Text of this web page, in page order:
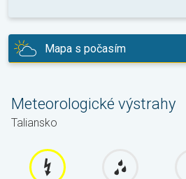
Mapa s počasím
Meteorologické výstrahy
Taliansko